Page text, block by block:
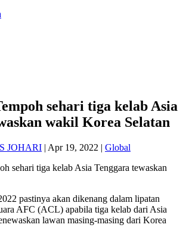
sehari tiga kelab Asia
wakil Korea Selatan
JOHARI | Apr 19, 2022 | Global
pastinya akan dikenang dalam lipatan
AFC (ACL) apabila tiga kelab dari Asia
lawan masing-masing dari Korea